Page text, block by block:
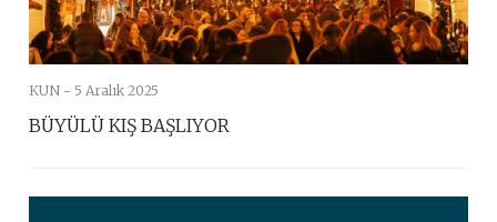
KUN - 5 Aralık 2025
BÜYÜLÜ KIŞ BAŞLIYOR